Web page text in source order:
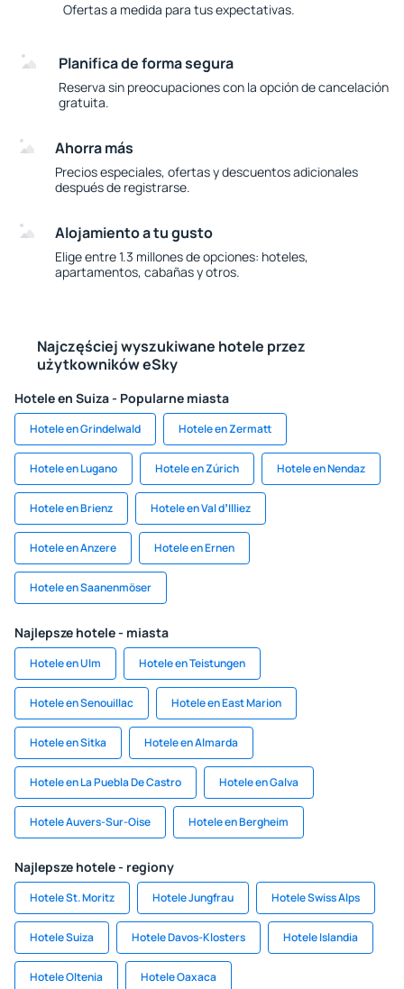
Ofertas a medida para tus expectativas.
Planifica de forma segura
Reserva sin preocupaciones con la opción de cancelación
gratuita.
Ahorra más
Precios especiales, ofertas y descuentos adicionales
después de registrarse.
Alojamiento a tu gusto
Elige entre 1.3 millones de opciones: hoteles,
apartamentos, cabañas y otros.
Najczęściej wyszukiwane hotele przez
użytkowników eSky
Hotele en Suiza - Popularne miasta
Hotele en Grindelwald Hotele en Zermatt
Hotele en Lugano Hotele en Zúrich Hotele en Nendaz
Hotele en Brienz Hotele en Val dʼIlliez
Hotele en Anzere Hotele en Ernen
Hotele en Saanenmöser
Najlepsze hotele - miasta
Hotele en Ulm Hotele en Teistungen
Hotele en Senouillac Hotele en East Marion
Hotele en Sitka Hotele en Almarda
Hotele en La Puebla De Castro Hotele en Galva
Hotele Auvers-Sur-Oise Hotele en Bergheim
Najlepsze hotele - regiony
Hotele St. Moritz Hotele Jungfrau Hotele Swiss Alps
Hotele Suiza Hotele Davos-Klosters Hotele Islandia
Hotele Oltenia Hotele Oaxaca